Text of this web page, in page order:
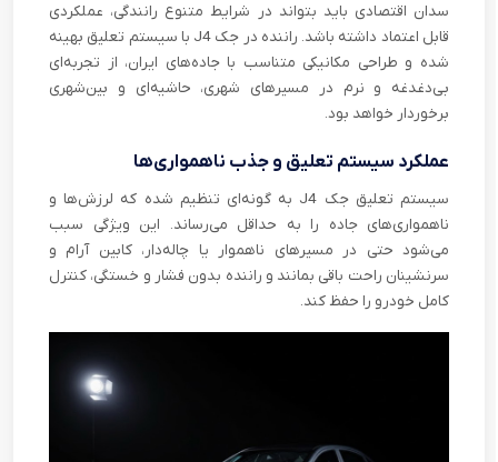
سدان اقتصادی باید بتواند در شرایط متنوع رانندگی، عملکردی
قابل اعتماد داشته باشد. راننده در جک J4 با سیستم تعلیق بهینه
شده و طراحی مکانیکی متناسب با جاده‌های ایران، از تجربه‌ای
بی‌دغدغه و نرم در مسیرهای شهری، حاشیه‌ای و بین‌شهری
برخوردار خواهد بود.
عملکرد سیستم تعلیق و جذب ناهمواری‌ها
سیستم تعلیق جک J4 به گونه‌ای تنظیم شده که لرزش‌ها و
ناهمواری‌های جاده را به حداقل می‌رساند. این ویژگی سبب
می‌شود حتی در مسیرهای ناهموار یا چاله‌دار، کابین آرام و
سرنشینان راحت باقی بمانند و راننده بدون فشار و خستگی، کنترل
کامل خودرو را حفظ کند.